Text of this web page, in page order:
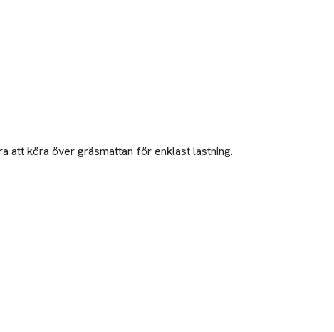
att köra över gräsmattan för enklast lastning.